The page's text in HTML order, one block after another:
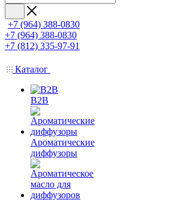
+7 (964) 388-0830
+7 (964) 388-0830
+7 (812) 335-97-91
Каталог
B2B
Ароматические
диффузоры